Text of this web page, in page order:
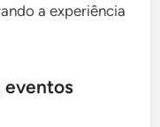
a experiência
eventos